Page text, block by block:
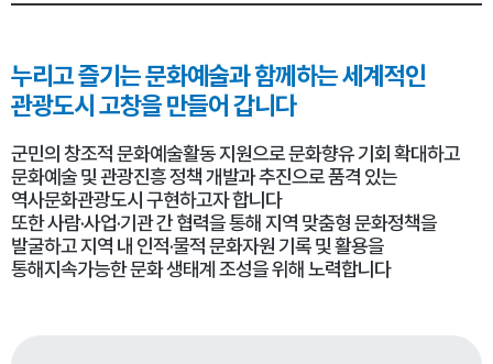
누리고 즐기는 문화예술과함께하는 세계적인
관광도시 고창을 만들어 갑니다
군민의 창조적 문화예술활동 지원으로 문화향유 기회 확대하고
문화예술 및 관광진흥 정책 개발과 추진으로 품격 있는
역사문화관광도시 구현하고자 합니다
또한 사람·사업·기관 간 협력을 통해 지역 맞춤형 문화정책을
발굴하고 지역 내 인적·물적 문화자원 기록 및 활용을
통해지속가능한 문화 생태계 조성을 위해 노력합니다